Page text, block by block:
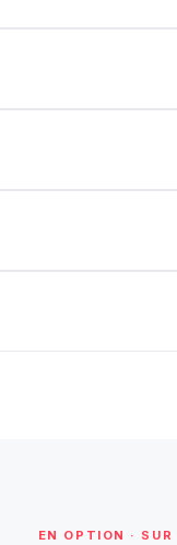
EN OPTION · SUR